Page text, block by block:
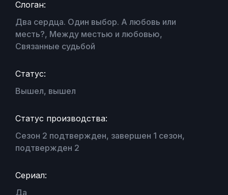
Слоган:
Два сердца. Один выбор. А любовь или
месть?, Между местью и любовью,
Связанные судьбой
Статус:
Вышел, вышел
Статус производства:
Сезон 2 подтвержден, завершен 1 сезон,
подтвержден 2
Сериал:
Да